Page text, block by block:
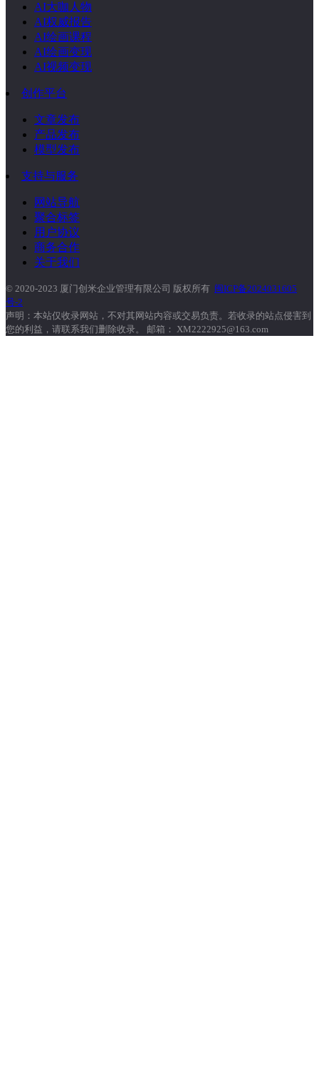
AI大咖人物
AI权威报告
AI绘画课程
AI绘画变现
AI视频变现
创作平台
文章发布
产品发布
模型发布
支持与服务
网站导航
聚合标签
用户协议
商务合作
关于我们
© 2020-2023 厦门创米企业管理有限公司 版权所有 闽ICP备2024031605
号-2
声明：本站仅收录网站，不对其网站内容或交易负责。若收录的站点侵害到
您的利益，请联系我们删除收录。 邮箱： XM2222925@163.com